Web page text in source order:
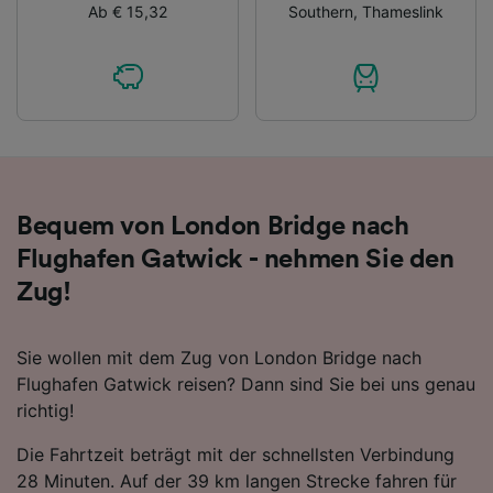
Ab € 15,32
Southern, Thameslink
Bequem von London Bridge nach
Flughafen Gatwick - nehmen Sie den
Zug!
Sie wollen mit dem Zug von London Bridge nach
Flughafen Gatwick reisen? Dann sind Sie bei uns genau
richtig!
Die Fahrtzeit beträgt mit der schnellsten Verbindung
28 Minuten. Auf der 39 km langen Strecke fahren für
Inhalten, Zielgruppenforschung sowie
Angeboten.